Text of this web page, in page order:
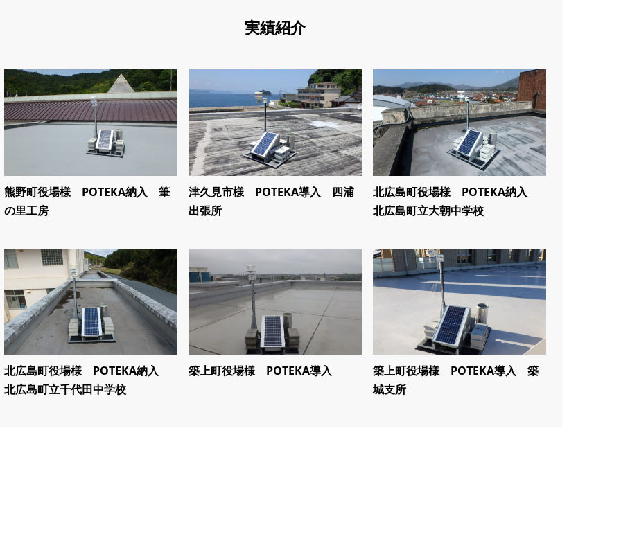
実績紹介
熊野町役場様 POTEKA納入 筆
の里工房
津久見市様 POTEKA導入 四浦
出張所
北広島町役場様 POTEKA納入
北広島町立大朝中学校
北広島町役場様 POTEKA納入
北広島町立千代田中学校
築上町役場様 POTEKA導入
築上町役場様 POTEKA導入 築
城支所